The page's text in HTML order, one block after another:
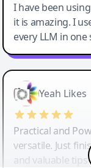
I have been
it is amazing. I
every LLM in
Yeah Likes
Practical and
versatile. Just
and valuable